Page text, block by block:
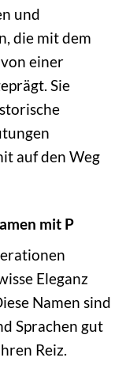
und
die mit dem
einer
Sie
auf den Weg
mit P
Eleganz
Namen sind
Sprachen gut
Reiz.